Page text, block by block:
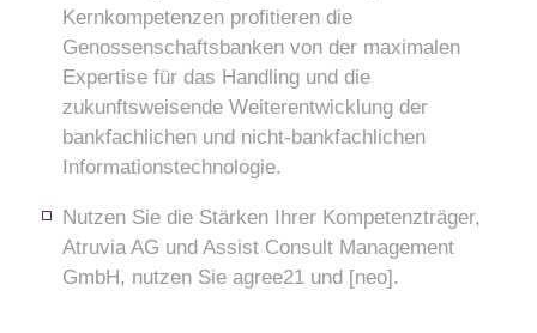
Kernkompetenzen profitieren die
Genossenschaftsbanken von der maximalen
Expertise für das Handling und die
zukunftsweisende Weiterentwicklung der
bankfachlichen und nicht-bankfachlichen
Informationstechnologie.
Nutzen Sie die Stärken Ihrer Kompetenzträger,
Atruvia AG und Assist Consult Management
GmbH, nutzen Sie agree21 und [neo].